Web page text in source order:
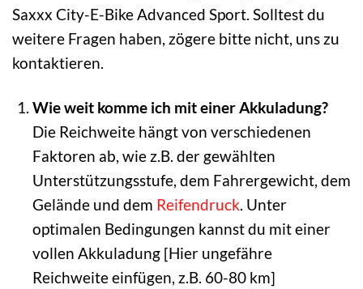
Saxxx City-E-Bike Advanced Sport. Solltest du
weitere Fragen haben, zögere bitte nicht, uns zu
kontaktieren.
Wie weit komme ich mit einer Akkuladung?
Die Reichweite hängt von verschiedenen
Faktoren ab, wie z.B. der gewählten
Unterstützungsstufe, dem Fahrergewicht, dem
Gelände und dem Reifendruck. Unter
optimalen Bedingungen kannst du mit einer
vollen Akkuladung [Hier ungefähre
Reichweite einfügen, z.B. 60-80 km]